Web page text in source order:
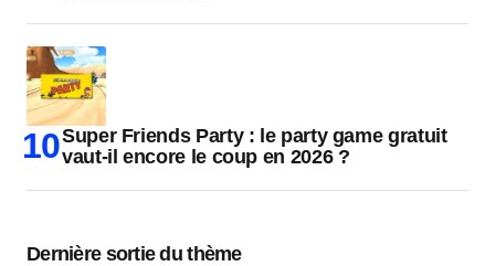
Super Friends Party : le party game gratuit
vaut-il encore le coup en 2026 ?
Dernière sortie du thème